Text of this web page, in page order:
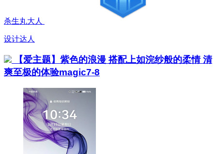
杀生丸大人
设计达人
【爱主题】紫色的浪漫 搭配上如浣纱般的柔情 清
爽至极的体验magic7-8